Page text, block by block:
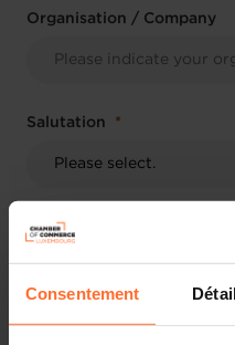
Consentement
Organisation / Company
Salutation
First name
Last name